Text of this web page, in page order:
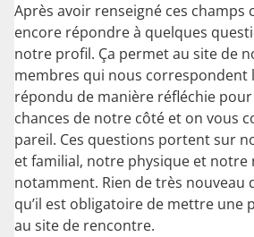
Après avoir renseigné ces champs
encore répondre à quelques
notre profil. Ça permet au site de
membres qui nous correspondent
répondu de manière réfléchie
chances de notre côté et on vous
pareil. Ces questions portent sur
et familial, notre physique et notre
notamment. Rien de très nouveau
qu’il est obligatoire de mettre une
au site de rencontre.